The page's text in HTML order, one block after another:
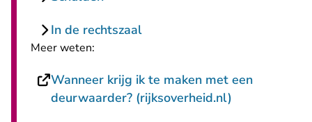
In de rechtszaal
Meer weten:
Wanneer krijg ik te maken met een
deurwaarder? (rijksoverheid.nl)